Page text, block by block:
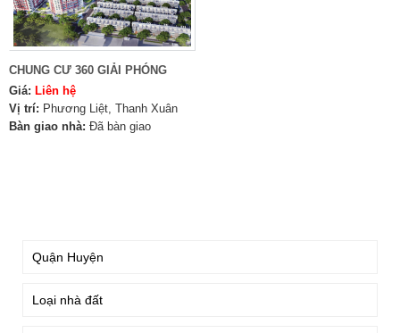
CHUNG CƯ 360 GIẢI PHÓNG
Giá: Liên hệ
Vị trí: Phương Liệt, Thanh Xuân
Bàn giao nhà: Đã bàn giao